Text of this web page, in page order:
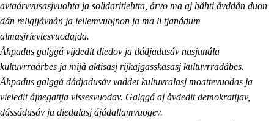
avtaárvvusasjvuohta ja solidaritiehtta, árvo ma aj båhti åvddån duon
dán religijåvnån ja iellemvuojnon ja ma li tjanádum
almasjrievtesvuodajda.
Åhpadus galggá vijdedit diedov ja dádjadusáv nasjunála
kultuvrraárbes ja mijá aktisasj rijkajgasskasasj kultuvrradábes.
Åhpadus galggá dádjadusáv vaddet kultuvralasj moattevuodas ja
vieledit ájnegattja vissesvuodav. Galggá aj åvdedit demokratijav,
dássádusáv ja diedalasj ájádallamvuogev.